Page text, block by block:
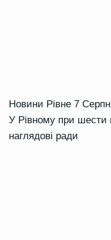
Новини Рівне 7
У Рівному при шести
наглядові ради